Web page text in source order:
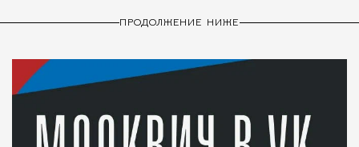
ПРОДОЛЖЕНИЕ НИЖЕ